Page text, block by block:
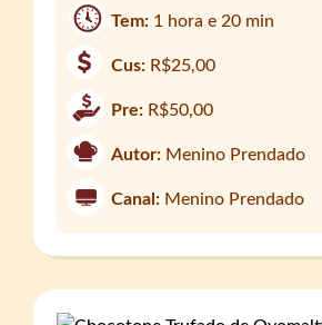
Tem: 1 hora e 20 min
Cus: R$25,00
Pre: R$50,00
Autor: Menino Prendado
Canal: Menino Prendado